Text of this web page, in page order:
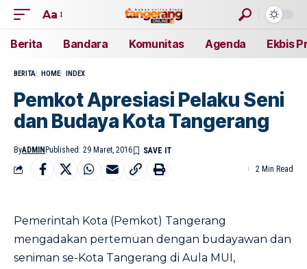
Aa
Berita Bandara Komunitas Agenda Ekbis
BERITA HOME INDEX
Pemkot Apresiasi Pelaku Seni
dan Budaya Kota Tangerang
ByADMIN Published: 29 Maret, 2016
2 Min Read
Pemerintah Kota (Pemkot) Tangerang
mengadakan pertemuan dengan budayawan dan
seniman se-Kota Tangerang di Aula MUI,